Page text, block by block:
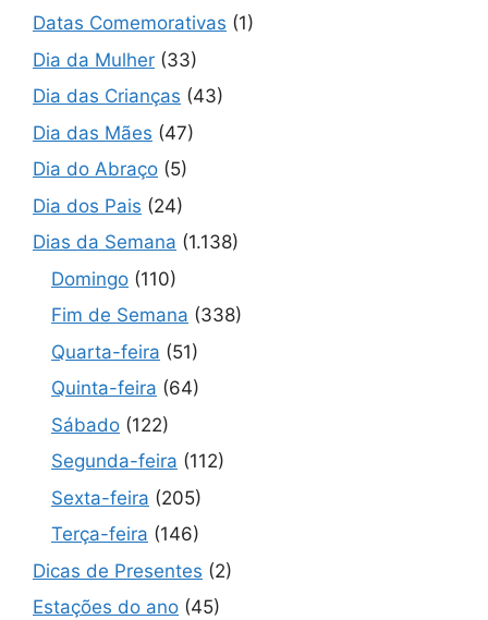
Datas Comemorativas (1)
Dia da Mulher (33)
Dia das Crianças (43)
Dia das Mães (47)
Dia do Abraço (5)
Dia dos Pais (24)
Dias da Semana (1.138)
Domingo (110)
Fim de Semana (338)
Quarta-feira (51)
Quinta-feira (64)
Sábado (122)
Segunda-feira (112)
Sexta-feira (205)
Terça-feira (146)
Dicas de Presentes (2)
Estações do ano (45)